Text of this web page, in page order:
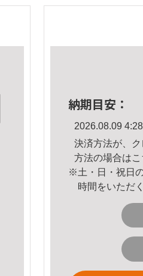
納期目安：
2026.08.09
決済方法が、
方法の場合は
※土・日・祝日
時間をいただ